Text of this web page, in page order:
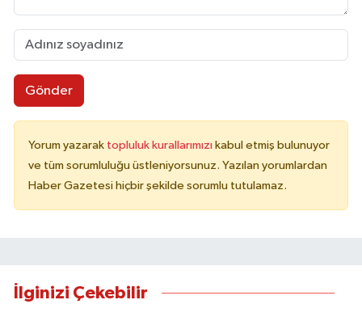
Gönder
Yorum yazarak topluluk kurallarımızı kabul etmiş bulunuyor
ve tüm sorumluluğu üstleniyorsunuz. Yazılan yorumlardan
Haber Gazetesi hiçbir şekilde sorumlu tutulamaz.
İlginizi Çekebilir